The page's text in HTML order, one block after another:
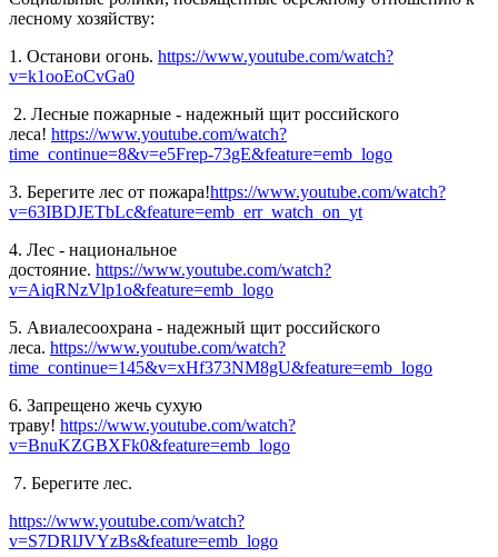
лесному хозяйству:
1. Останови огонь. https://www.youtube.com/watch?
v=k1ooEoCvGa0
2. Лесные пожарные - надежный щит российского
леса! https://www.youtube.com/watch?
time_continue=8&v=e5Frep-73gE&feature=emb_logo
3. Берегите лес от пожара!https://www.youtube.com/watch?
v=63IBDJETbLc&feature=emb_err_watch_on_yt
4. Лес - национальное
достояние. https://www.youtube.com/watch?
v=AiqRNzVlp1o&feature=emb_logo
5. Авиалесоохрана - надежный щит российского
леса. https://www.youtube.com/watch?
time_continue=145&v=xHf373NM8gU&feature=emb_logo
6. Запрещено жечь сухую
траву! https://www.youtube.com/watch?
v=BnuKZGBXFk0&feature=emb_logo
7. Берегите лес.
https://www.youtube.com/watch?
v=S7DRlJVYzBs&feature=emb_logo